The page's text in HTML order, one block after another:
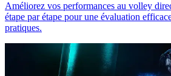
Améliorez vos performances au volley
étape par étape pour une évaluation
pratiques.